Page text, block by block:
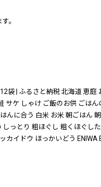
。
袋 | ふるさと納税 北海道 恵
サケ しゃけ ご飯のお供 ごは
んに合う 白米 お米 朝ごはん
しっとり 粗ほぐし 粗くほぐし
ッカイドウ ほっかいどう